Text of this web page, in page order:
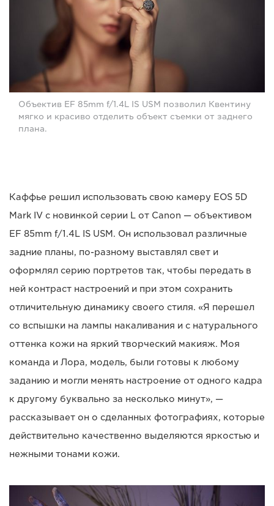
Объектив EF 85mm f/1.4L IS USM позволил Квентину
мягко и красиво отделить объект съемки от заднего
плана.
Каффье решил использовать свою камеру EOS 5D
Mark IV с новинкой серии L от Canon — объективом
EF 85mm f/1.4L IS USM. Он использовал различные
задние планы, по-разному выставлял свет и
оформлял серию портретов так, чтобы передать в
ней контраст настроений и при этом сохранить
отличительную динамику своего стиля. «Я перешел
со вспышки на лампы накаливания и с натурального
оттенка кожи на яркий творческий макияж. Моя
команда и Лора, модель, были готовы к любому
заданию и могли менять настроение от одного кадра
к другому буквально за несколько минут», —
рассказывает он о сделанных фотографиях, которые
действительно качественно выделяются яркостью и
нежными тонами кожи.